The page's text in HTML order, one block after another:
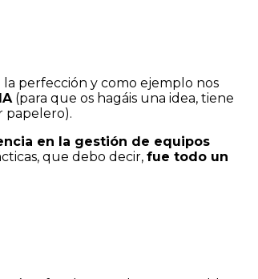
la perfección y como ejemplo nos
(para que os hagáis una idea, tiene
papelero).
en la gestión de equipos
que debo decir, fue todo un